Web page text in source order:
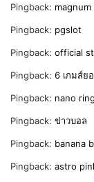
Pingback:
Pingback: pgslot
Pingback: official
Pingback: 6 เกมส์ย
Pingback: nano
Pingback: ข่าวบอล
Pingback: banana
Pingback: astro